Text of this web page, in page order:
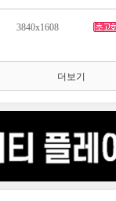
3840x1608
더보기